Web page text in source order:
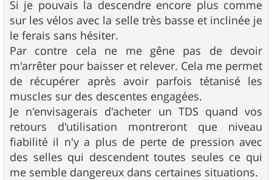
Si je pouvais la descendre encore plus comme
sur les vélos avec la selle très basse et inclinée je
le ferais sans hésiter.
Par contre cela ne me gêne pas de devoir
m'arrêter pour baisser et relever. Cela me permet
de récupérer après avoir parfois tétanisé les
muscles sur des descentes engagées.
Je n'envisagerais d'acheter un TDS quand vos
retours d'utilisation montreront que niveau
fiabilité il n'y a plus de perte de pression avec
des selles qui descendent toutes seules ce qui
me semble dangereux dans certaines situations.